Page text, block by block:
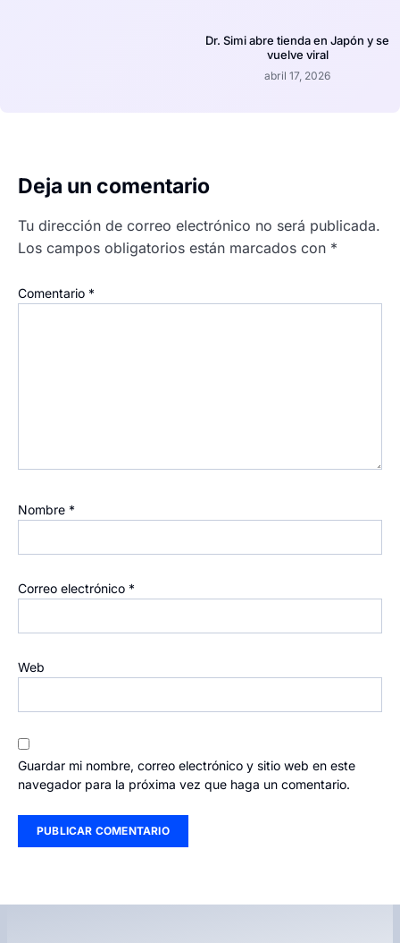
Dr. Simi abre tienda en Japón y se
vuelve viral
abril 17, 2026
Deja un comentario
Tu dirección de correo electrónico no será publicada.
Los campos obligatorios están marcados con *
Comentario *
Nombre *
Correo electrónico *
Web
Guardar mi nombre, correo electrónico y sitio web en este
navegador para la próxima vez que haga un comentario.